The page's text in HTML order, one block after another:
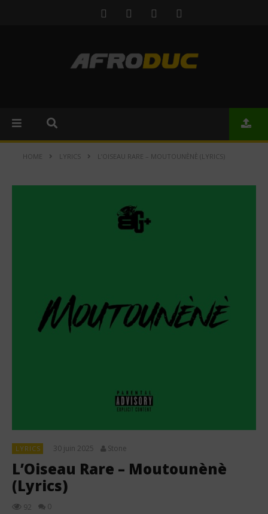
HOME LYRICS L’OISEAU RARE – MOUTOUNÈNÈ (LYRICS)
LYRICS 30 juin 2025 Stone
L’Oiseau Rare – Moutounènè
(Lyrics)
92 0